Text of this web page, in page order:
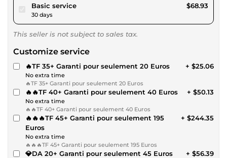
Basic servicepour $63.52
30 days
$68.93
This seller is not subject to sales tax.
Customize service
🔥TF 35+ Garanti pour seulement 20 Euros
No extra time
🔥TF 35+ Garanti pour seulement 20 Euros
+ $25.06
🔥🔥TF 40+ Garanti pour seulement 40 Euros
No extra time
🔥🔥TF 40+ Garanti pour seulement 40 Euros
+ $50.13
🔥🔥🔥TF 45+ Garanti pour seulement 195
Euros
No extra time
🔥🔥🔥TF 45+ Garanti pour seulement 195 Euros
+ $244.35
💎DA 20+ Garanti pour seulement 45 Euros + $56.39